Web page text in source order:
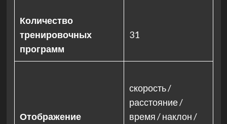
Количество
тренировочных
программ
31
Отображение
скорость /
расстояние /
время / наклон /